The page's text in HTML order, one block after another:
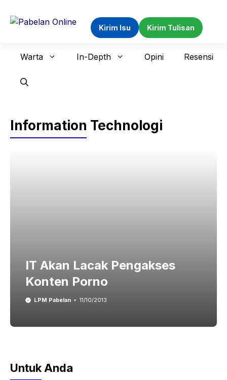
Kirim Isu Kirim Tulisan
Warta In-Depth Opini Resensi
Information Technologi
IT Akan Lacak Pengakses
Konten Porno
LPM Pabelan 11/10/2013
Untuk Anda